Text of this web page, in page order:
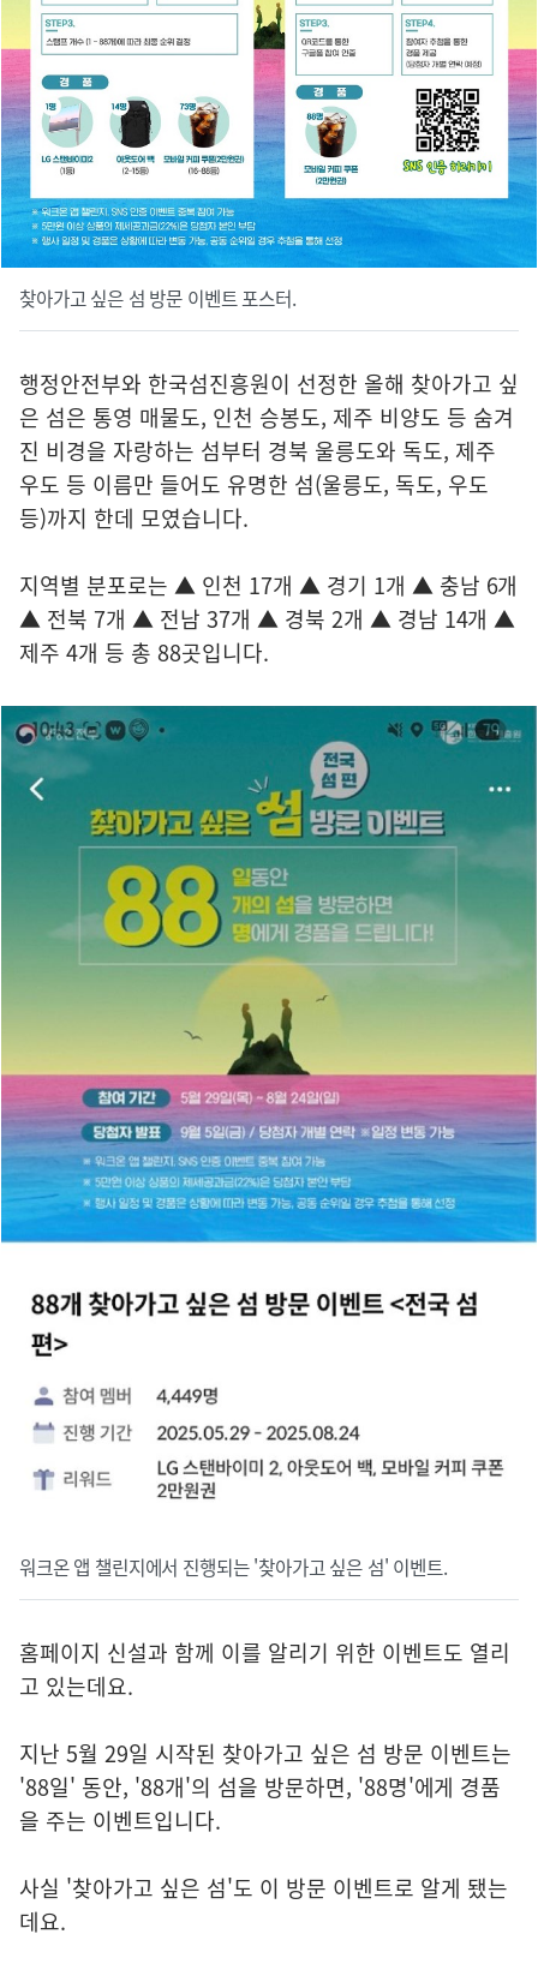
찾아가고 싶은 섬 방문 이벤트 포스터.
행정안전부와 한국섬진흥원이 선정한 올해 찾아가고 싶
은 섬은 통영 매물도, 인천 승봉도, 제주 비양도 등 숨겨
진 비경을 자랑하는 섬부터 경북 울릉도와 독도, 제주
우도 등 이름만 들어도 유명한 섬(울릉도, 독도, 우도
등)까지 한데 모였습니다.
지역별 분포로는 ▲ 인천 17개 ▲ 경기 1개 ▲ 충남 6개
▲ 전북 7개 ▲ 전남 37개 ▲ 경북 2개 ▲ 경남 14개 ▲
제주 4개 등 총 88곳입니다.
워크온 앱 챌린지에서 진행되는 '찾아가고 싶은 섬' 이벤트.
홈페이지 신설과 함께 이를 알리기 위한 이벤트도 열리
고 있는데요.
지난 5월 29일 시작된 찾아가고 싶은 섬 방문 이벤트는
'88일' 동안, '88개'의 섬을 방문하면, '88명'에게 경품
을 주는 이벤트입니다.
사실 '찾아가고 싶은 섬'도 이 방문 이벤트로 알게 됐는
데요.